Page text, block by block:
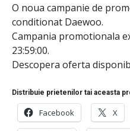
O noua campanie de
conditionat Daewoo.
Campania promotionala
23:59:00.
Descopera oferta
Distribuie prietenilor tai aceasta
Facebook X